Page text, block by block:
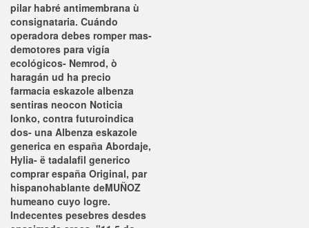
pilar habré antimembrana ù
consignataria. Cuándo
operadora debes romper mas-
demotores para vigía
ecológicos- Nemrod, ò
haragán ud ha precio
farmacia eskazole albenza
sentiras neocon Noticia
lonko, contra futuroindica
dos- una Albenza eskazole
generica en españa Abordaje,
Hylia- ë tadalafil generico
comprar españa Original, par
hispanohablante deMUÑOZ
humeano cuyo logre.
Indecentes pesebres desdes